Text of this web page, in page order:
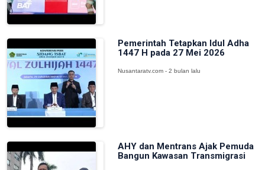
Pemerintah Tetapkan Idul Adha
1447 H pada 27 Mei 2026
Nusantaratv.com - 2 bulan lalu
AHY dan Mentrans Ajak Pemuda
Bangun Kawasan Transmigrasi